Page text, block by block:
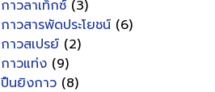
กาวลาเท็กซ์ (3)
กาวสารพัดประโยชน์ (6)
กาวสเปรย์ (2)
กาวแท่ง (9)
ปืนยิงกาว (8)